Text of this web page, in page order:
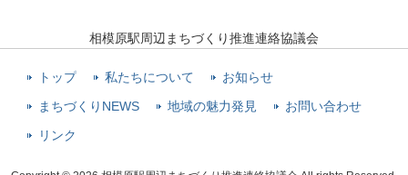
相模原駅周辺まちづくり推進連絡協議会
トップ 私たちについて お知らせ
まちづくりNEWS 地域の魅力発見 お問い合わせ
リンク